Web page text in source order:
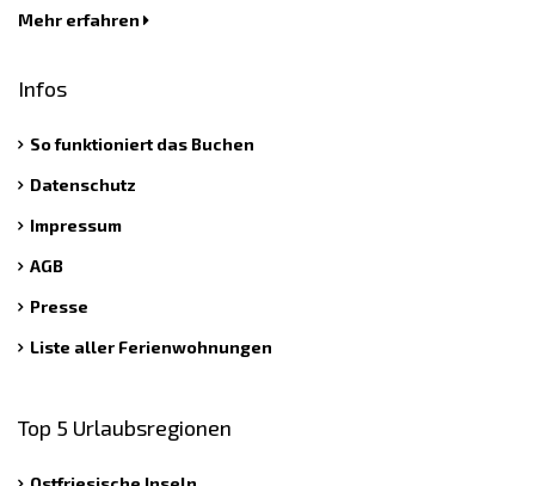
Mehr erfahren
Infos
So funktioniert das Buchen
Datenschutz
Impressum
AGB
Presse
Liste aller Ferienwohnungen
Top 5 Urlaubsregionen